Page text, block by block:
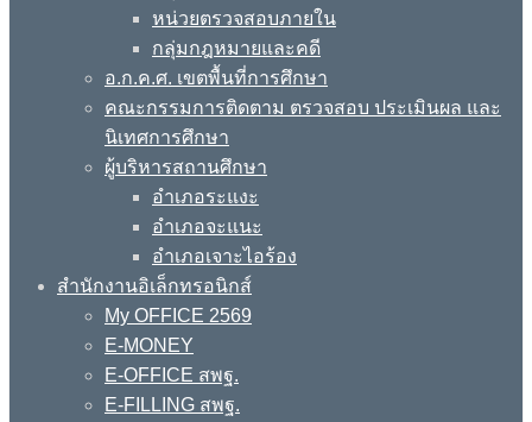
หน่วยตรวจสอบภายใน
กลุ่มกฎหมายและคดี
อ.ก.ค.ศ. เขตพื้นที่การศึกษา
คณะกรรมการติดตาม ตรวจสอบ ประเมินผล และ
นิเทศการศึกษา
ผู้บริหารสถานศึกษา
อำเภอระแงะ
อำเภอจะแนะ
อำเภอเจาะไอร้อง
สำนักงานอิเล็กทรอนิกส์
My OFFICE 2569
E-MONEY
E-OFFICE สพฐ.
E-FILLING สพฐ.